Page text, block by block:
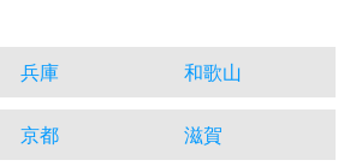
兵庫 和歌山
京都 滋賀